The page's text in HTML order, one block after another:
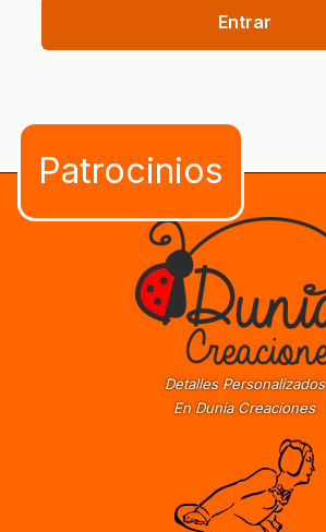
Entrar
Detalles Personalizados
En Dunia Creaciones